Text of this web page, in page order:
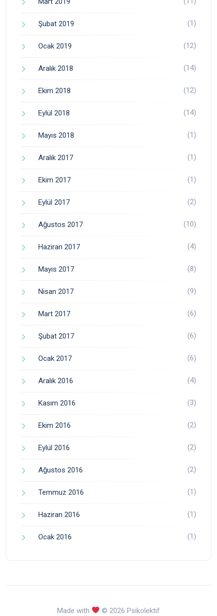
Şubat 2019 (1)
Ocak 2019 (12)
Aralık 2018 (14)
Ekim 2018 (12)
Eylül 2018 (14)
Mayıs 2018 (1)
Aralık 2017 (1)
Ekim 2017 (1)
Eylül 2017 (2)
Ağustos 2017 (10)
Haziran 2017 (4)
Mayıs 2017 (8)
Nisan 2017 (9)
Mart 2017 (6)
Şubat 2017 (6)
Ocak 2017 (6)
Aralık 2016 (4)
Kasım 2016 (3)
Ekim 2016 (2)
Eylül 2016 (2)
Ağustos 2016 (2)
Temmuz 2016 (1)
Haziran 2016 (1)
Ocak 2016 (1)
Made with © 2026 Psikolektif